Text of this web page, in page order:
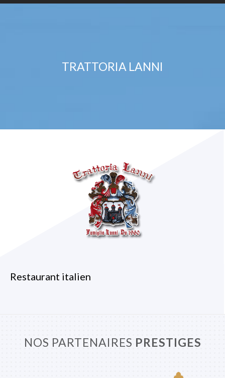
TRATTORIA LANNI
Restaurant italien
NOS PARTENAIRES PRESTIGES